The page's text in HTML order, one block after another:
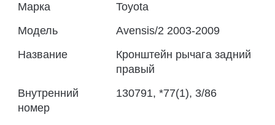
Марка
Toyota
Модель
Avensis/2 2003-2009
Название
Кронштейн рычага задний
правый
Внутренний
номер
130791, *77(1), 3/86